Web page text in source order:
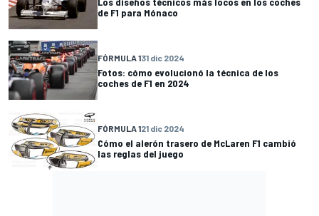
de F1 para Mónaco
FÓRMULA 131 dic 2024
Fotos: cómo evolucionó la técnica de los
coches de F1 en 2024
FÓRMULA 121 dic 2024
Cómo el alerón trasero de McLaren F1 cambió
las reglas del juego